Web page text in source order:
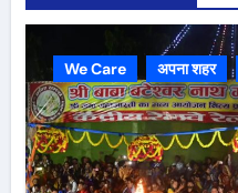
We Care अपना शहर